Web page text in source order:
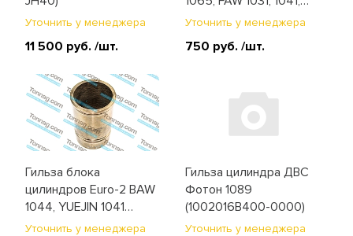
Уточнить у менеджера
11 500 руб. /шт.
1051 (1002026-X2)
Уточнить у менеджера
750 руб. /шт.
Гильза блока
цилиндров Euro-2 BAW
1044, YUEJIN 1041
(4100QBZ-01-011)
Уточнить у менеджера
Гильза цилиндра ДВС
Фотон 1089
(1002016B400-0000)
Уточнить у менеджера